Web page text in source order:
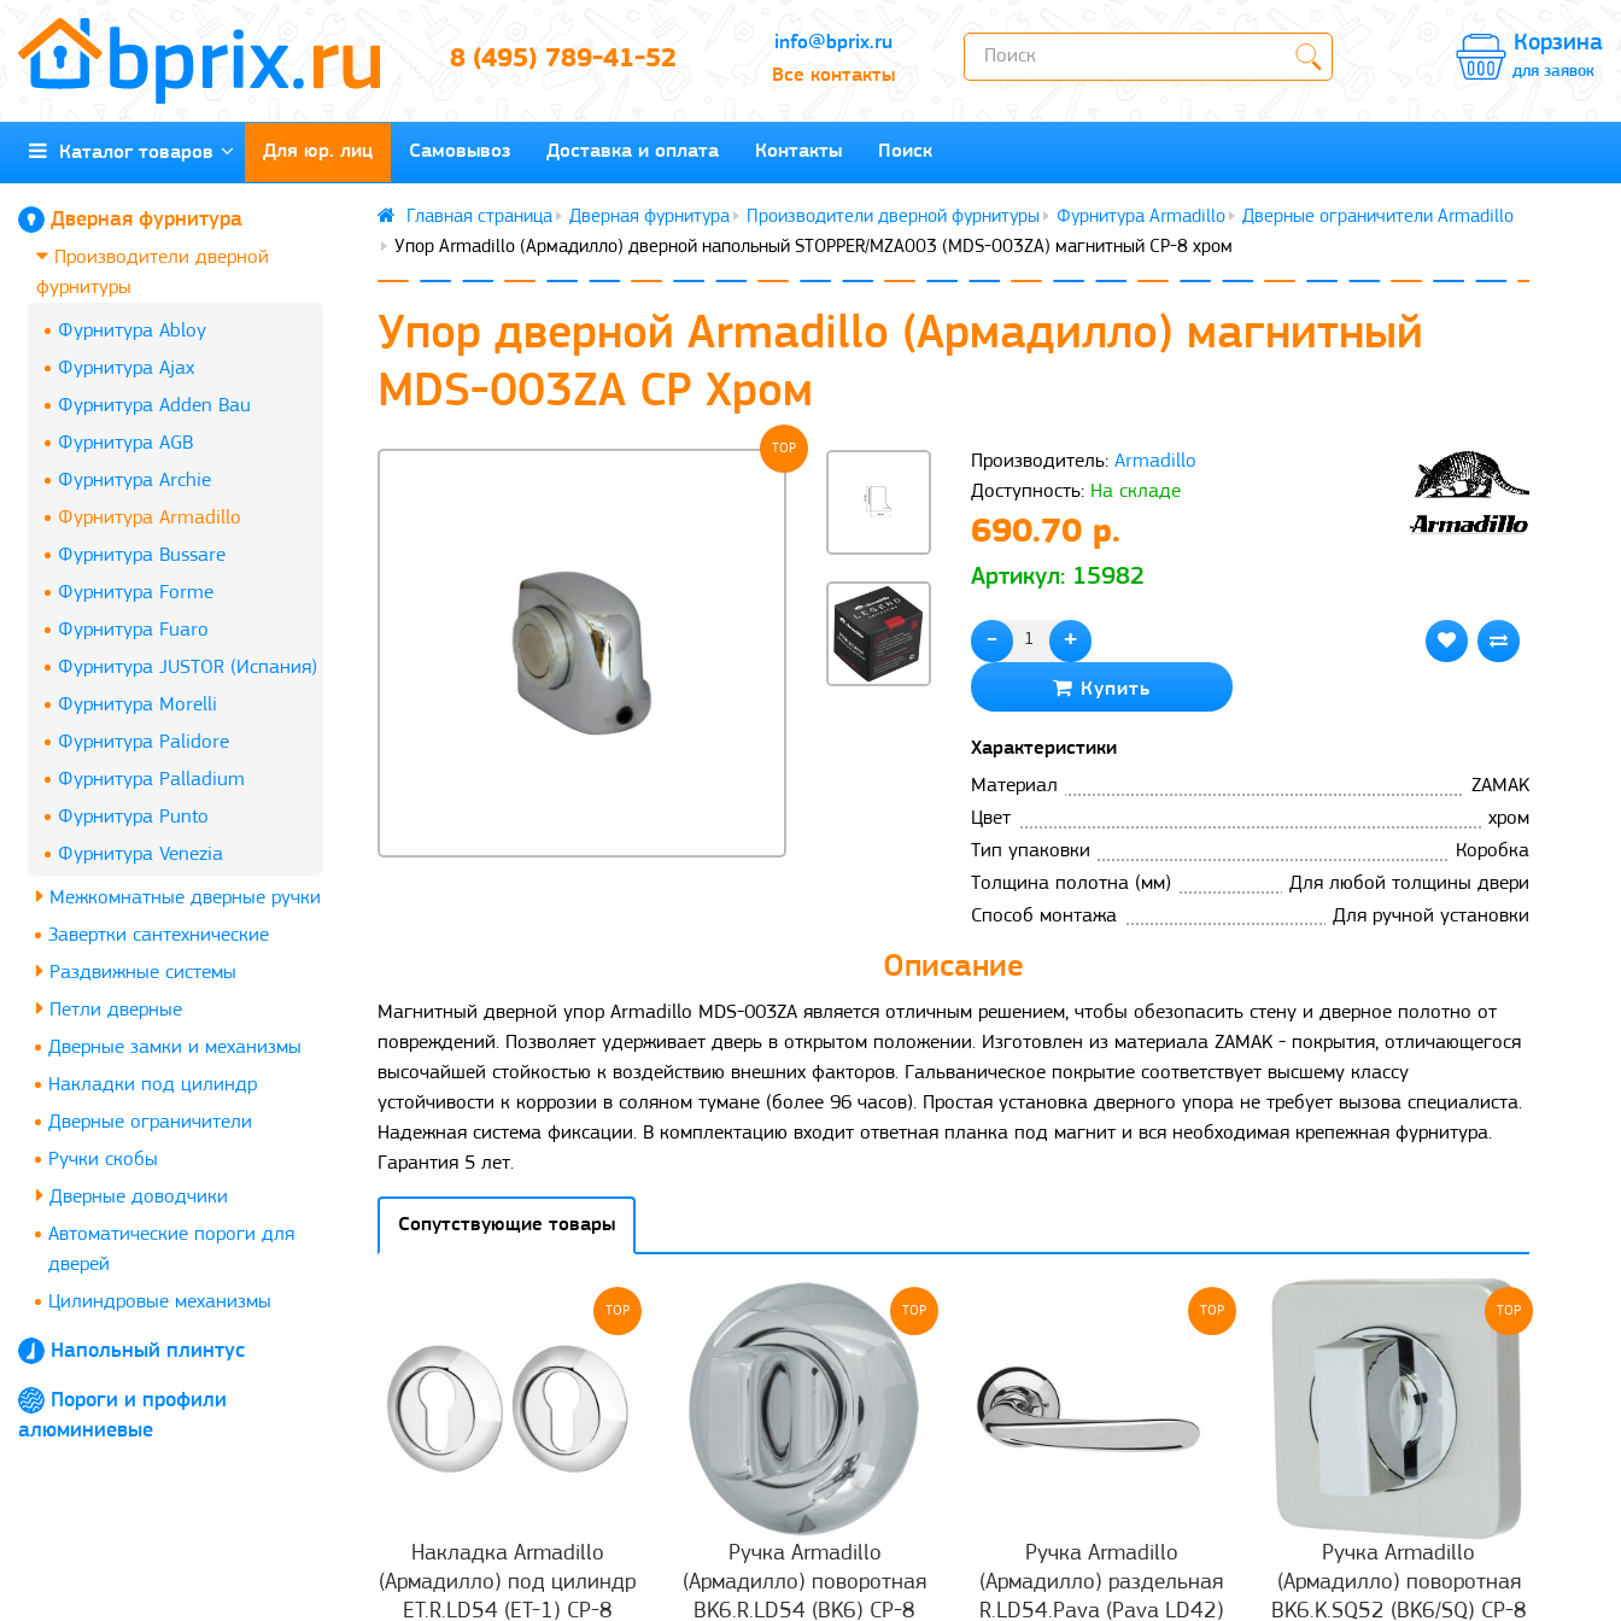
8 (495) 789-41-52
info@bprix.ru
Все контакты
Корзина
для заявок
Каталог товаров Для юр. лиц Самовывоз Доставка и оплата Контакты Поиск
Дверная фурнитура
Производители дверной
фурнитуры
Фурнитура Abloy
Фурнитура Ajax
Фурнитура Adden Bau
Фурнитура AGB
Фурнитура Archie
Фурнитура Armadillo
Фурнитура Bussare
Фурнитура Forme
Фурнитура Fuaro
Фурнитура JUSTOR (Испания)
Фурнитура Morelli
Фурнитура Palidore
Фурнитура Palladium
Фурнитура Punto
Фурнитура Venezia
Межкомнатные дверные ручки
Завертки сантехнические
Раздвижные системы
Петли дверные
Дверные замки и механизмы
Накладки под цилиндр
Дверные ограничители
Ручки скобы
Дверные доводчики
Автоматические пороги для
дверей
Цилиндровые механизмы
Напольный плинтус
Пороги и профили
алюминиевые
Дверная фурнитура Производители дверной фурнитуры Фурнитура Armadillo
Дверные ограничители Armadillo
Упор Armadillo (Армадилло) дверной напольный STOPPER/MZA003 (MDS-003ZA) магнитный CP-8 хром
Упор дверной Armadillo (Армадилло) магнитный
MDS-003ZA CP Хром
TOP
Производитель: Armadillo
Доступность: На складе
690.70 р.
Артикул: 15982
- +
Купить
Характеристики
Материал
ZAMAK
Цвет
хром
Тип упаковки
Коробка
Толщина полотна (мм)
Для любой толщины двери
Способ монтажа
Для ручной установки
Описание
Магнитный дверной упор Armadillo MDS-003ZA является отличным решением, чтобы обезопасить стену и дверное полотно от
повреждений. Позволяет удерживает дверь в открытом положении. Изготовлен из материала ZAMAK - покрытия, отличающегося
высочайшей стойкостью к воздействию внешних факторов. Гальваническое покрытие соответствует высшему классу
устойчивости к коррозии в соляном тумане (более 96 часов). Простая установка дверного упора не требует вызова специалиста.
Надежная система фиксации. В комплектацию входит ответная планка под магнит и вся необходимая крепежная фурнитура.
Гарантия 5 лет.
Сопутствующие товары
TOP
Накладка Armadillo
(Армадилло) под цилиндр
ET.R.LD54 (ET-1) CP-8
TOP
Ручка Armadillo
(Армадилло) поворотная
BK6.R.LD54 (BK6) CP-8
TOP
Ручка Armadillo
(Армадилло) раздельная
R.LD54.Pava (Pava LD42)
TOP
Ручка Armadillo
(Армадилло) поворотная
BK6.K.SQ52 (BK6/SQ) CP-8